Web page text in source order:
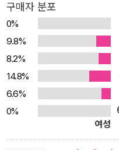
의 박종환 회장, 산동네 출신의
가가 된 LHHB의 대표 함윤석
열풍을 일으키고 있는 바이오
베풂을 부자의 미덕으로 여기
주 관광업계의 대부’로 불리
식 회장, 세계 최대 제약 회사
류은주 씨 등 파란만장한 인생
는 ‘부자 시리즈’의 완결판 생
구매자 분포
0%
9.8%
8.2%
14.8%
6.6%
0%
여성